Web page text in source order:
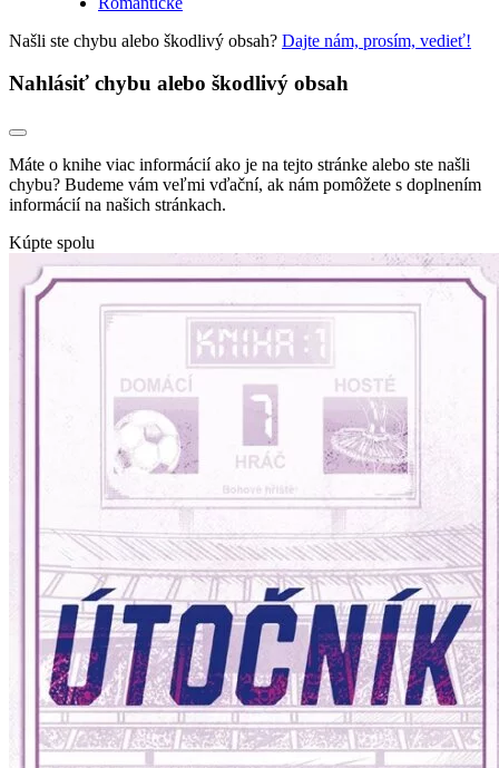
Našli ste chybu alebo škodlivý obsah? Dajte nám, prosím, vedieť!
Nahlásiť chybu alebo škodlivý obsah
Máte o knihe viac informácií ako je na tejto stránke alebo ste našli
chybu? Budeme vám veľmi vďační, ak nám pomôžete s doplnením
informácií na našich stránkach.
Kúpte spolu